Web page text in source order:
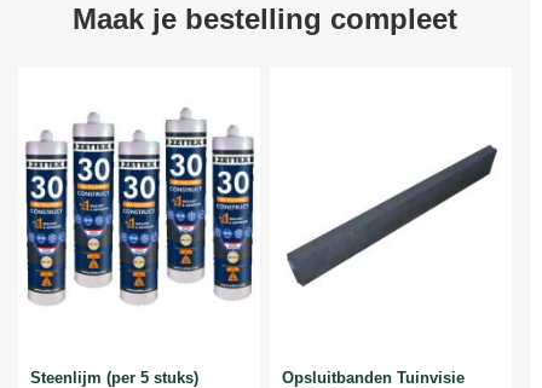
Maak je bestelling compleet
Steenlijm (per 5 stuks)
Opsluitbanden Tuinvisie